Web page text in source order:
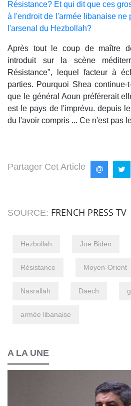
Résistance? Et qui dit que ces
à l'endroit de l'armée libanaise ne
l'arsenal du Hezbollah?
Après tout le coup de maître
introduit sur la scène
Résistance", lequel facteur à
parties. Pourquoi Shea
que le général Aoun préférerait
est le pays de l'imprévu. depuis
du l'avoir compris ... Ce n'est pas
Partager Cet Article
SOURCE: FRENCH PRESS TV
Hezbollah Joe Biden
Résistance Moyen-Orient
Nasrallah Daech
armée libanaise
A LA UNE